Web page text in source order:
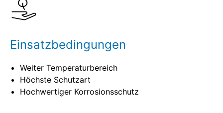
Verwandte Produkte
Einsatzbedingungen
Weiter Temperaturbereich
Höchste Schutzart
Hochwertiger Korrosionsschutz